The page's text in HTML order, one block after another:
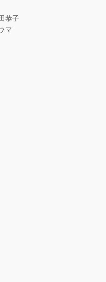
恭子
マ